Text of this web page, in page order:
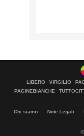
LIBERO VIRGILIO
PAGINEBIANCHE
Chi siamo Note Legali